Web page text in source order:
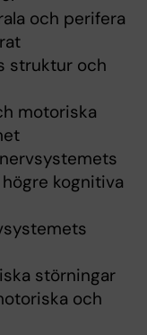
och perifera
struktur och
motoriska
kognitiva
störningar
och